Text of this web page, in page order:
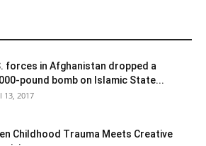
forces in Afghanistan dropped a
pound bomb on Islamic State...
13, 2017
Childhood Trauma Meets Creative